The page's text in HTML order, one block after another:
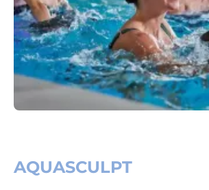
AQUASCULPT